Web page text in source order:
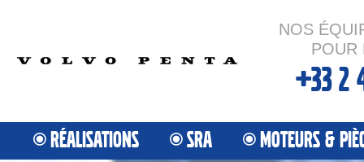
NOS
POUR
+33 2
RÉALISATIONS SRA MOTEURS &